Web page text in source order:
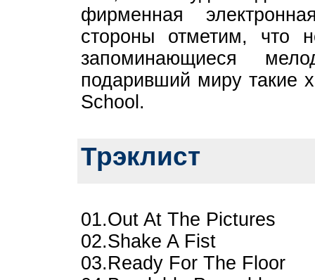
фирменная
стороны отметим, что
запоминающиеся
подаривший миру такие
School.
Трэклист
01.Out At The Pictures
02.Shake A Fist
03.Ready For The Floor